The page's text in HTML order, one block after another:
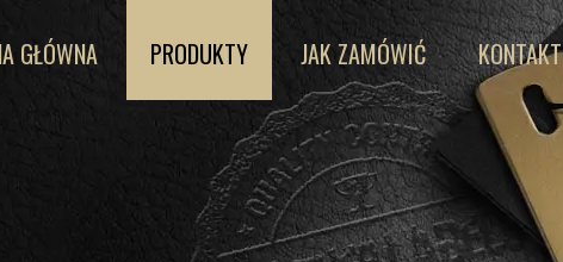
GŁÓWNA PRODUKTY JAK ZAMÓWIĆ KONTAKT